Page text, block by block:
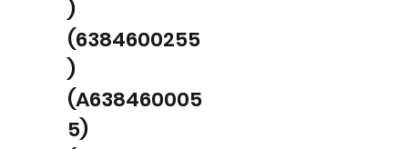
)
(6384600255
)
(A638460005
5)